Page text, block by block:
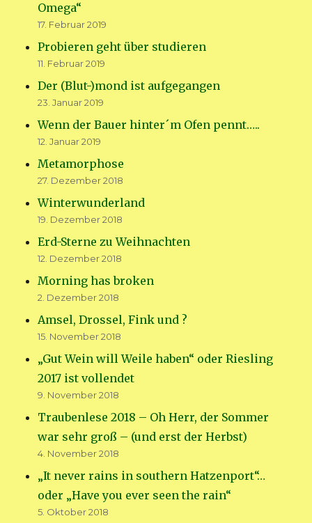
Omega“
17. Februar 2019
Probieren geht über studieren
11. Februar 2019
Der (Blut-)mond ist aufgegangen
23. Januar 2019
Wenn der Bauer hinter´m Ofen pennt…..
12. Januar 2019
Metamorphose
27. Dezember 2018
Winterwunderland
19. Dezember 2018
Erd-Sterne zu Weihnachten
12. Dezember 2018
Morning has broken
2. Dezember 2018
Amsel, Drossel, Fink und ?
15. November 2018
„Gut Wein will Weile haben“ oder Riesling
2017 ist vollendet
9. November 2018
Traubenlese 2018 – Oh Herr, der Sommer
war sehr groß – (und erst der Herbst)
4. November 2018
„It never rains in southern Hatzenport“…
oder „Have you ever seen the rain“
5. Oktober 2018